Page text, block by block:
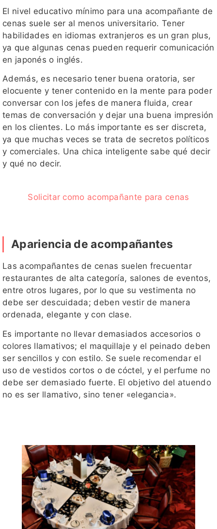
El nivel educativo mínimo para una acompañante de
cenas suele ser al menos universitario. Tener
habilidades en idiomas extranjeros es un gran plus,
ya que algunas cenas pueden requerir comunicación
en japonés o inglés.
Además, es necesario tener buena oratoria, ser
elocuente y tener contenido en la mente para poder
conversar con los jefes de manera fluida, crear
temas de conversación y dejar una buena impresión
en los clientes. Lo más importante es ser discreta,
ya que muchas veces se trata de secretos políticos
y comerciales. Una chica inteligente sabe qué decir
y qué no decir.
Solicitar como acompañante para cenas
Apariencia de acompañantes
Las acompañantes de cenas suelen frecuentar
restaurantes de alta categoría, salones de eventos,
entre otros lugares, por lo que su vestimenta no
debe ser descuidada; deben vestir de manera
ordenada, elegante y con clase.
Es importante no llevar demasiados accesorios o
colores llamativos; el maquillaje y el peinado deben
ser sencillos y con estilo. Se suele recomendar el
uso de vestidos cortos o de cóctel, y el perfume no
debe ser demasiado fuerte. El objetivo del atuendo
no es ser llamativo, sino tener «elegancia».